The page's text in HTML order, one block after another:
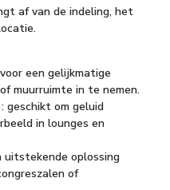
af van de indeling, het
een gelijkmatige
muurruimte in te nemen.
: geschikt om geluid
in lounges en
uitstekende oplossing
of